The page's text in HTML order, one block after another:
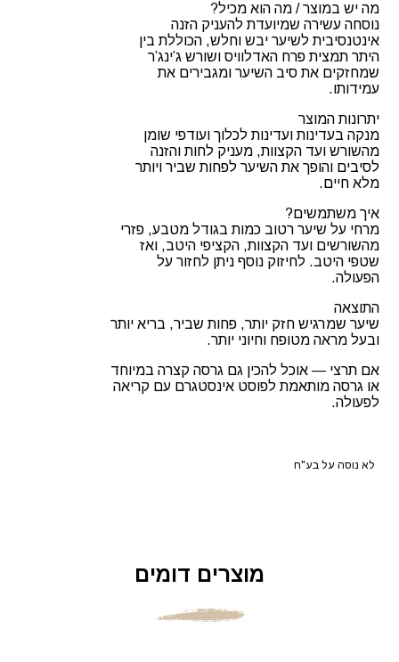
וחלש
250ML
מה יש במוצר / מה הוא מכיל?
נוסחה עשירה שמיועדת להעניק הזנה
אינטנסיבית לשיער יבש וחלש, הכוללת בין
היתר תמצית פרח האדלוויס ושורש ג’ינג’ר
שמחזקים את סיב השיער ומגבירים את
עמידותו.
יתרונות המוצר
מנקה בעדינות ועדינות לכלוך ועודפי שומן
מהשורש ועד הקצוות, מעניק לחות והזנה
לסיבים והופך את השיער לפחות שביר ויותר
מלא חיים.
איך משתמשים?
מרחי על שיער רטוב כמות בגודל מטבע, פזרי
מהשורשים ועד הקצוות, הקציפי היטב, ואז
שטפי היטב. לחיזוק נוסף ניתן לחזור על
הפעולה.
התוצאה
שיער שמרגיש חזק יותר, פחות שביר, בריא יותר
ובעל מראה מטופח וחיוני יותר.
אם תרצי — אוכל להכין גם גרסה קצרה במיוחד
או גרסה מותאמת לפוסט אינסטגרם עם קריאה
לפעולה.
לא נוסה על בע"ח
מוצרים דומים